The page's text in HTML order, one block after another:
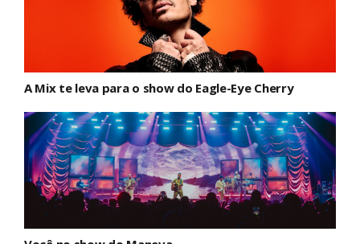
A Mix te leva para o show do Eagle-Eye Cherry